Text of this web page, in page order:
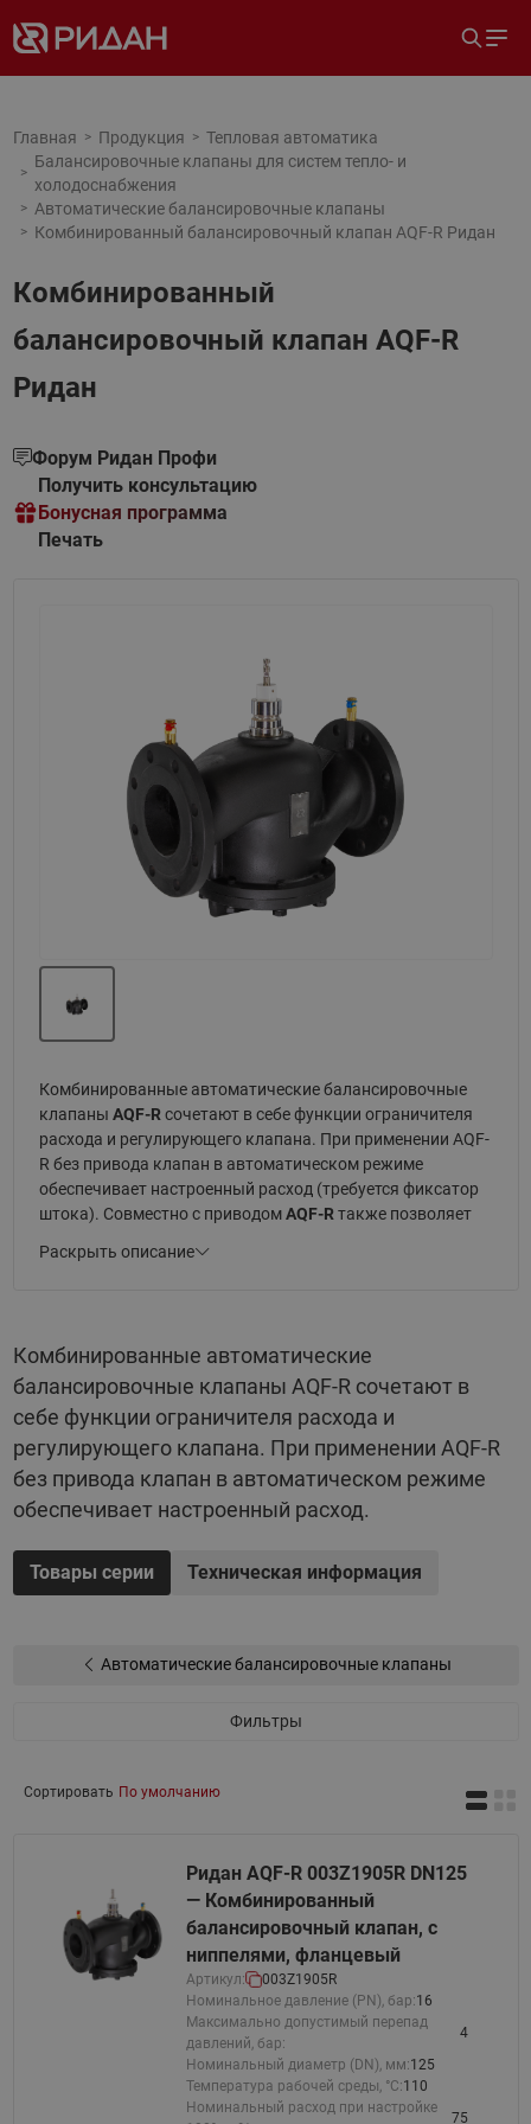
Главная Продукция
Тепловая автоматика
Балансировочные клапаны для систем тепло- и
холодоснабжения
Автоматические балансировочные клапаны
Комбинированный балансировочный клапан AQF-R Ридан
Комбинированный
балансировочный клапан AQF-R
Ридан
Форум Ридан Профи
Получить консультацию
Бонусная программа
Печать
Назад
Комбинированные автоматические балансировочные
клапаны AQF-R сочетают в себе функции ограничителя
расхода и регулирующего клапана. При применении AQF-
R без привода клапан в автоматическом режиме
обеспечивает настроенный расход (требуется фиксатор
штока). Совместно с приводомAQF-R также позволяет
этом авторитет клапана стремится к единице.
DN65 до DN200 и позволяют поддерживать и
регулировать расход до 175 м³/ч.
Корпус клапана AQF-R
выполнен из ковкого чугуна.
Клапан может применяться в системах с тепло- или
холодоносителем с температурой от -5 до 110 ℃ и
статическим давлением до 16 бар.
Раскрыть описание
Комбинированные автоматические
балансировочные клапаны AQF-R сочетают в
себе функции ограничителя расхода и
регулирующего клапана. При применении AQF-R
без привода клапан в автоматическом режиме
обеспечивает настроенный расход.
Товары серии Техническая информация
Автоматические балансировочные клапаны
Фильтры
Сортировать По умолчанию
Ридан AQF-R 003Z1905R DN125
— Комбинированный
балансировочный клапан, с
ниппелями, фланцевый
Артикул:
003Z1905R
Номинальное давление (PN), бар:16
Максимально допустимый перепад
давлений, бар:
4
Номинальный диаметр (DN), мм:125
Температура рабочей среды, °С:110
Номинальный расход при настройке
75